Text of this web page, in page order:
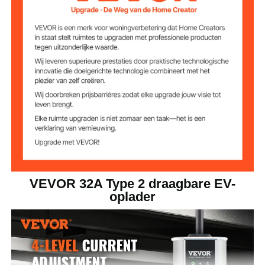
Beschermingsklas
IP66
Maximaal
vermogen
7,36 kW (eenfasig) / 22 kW
(driefasig)
Maximale stroom
Nettogewicht
Stekkertype CEE 32
VEVOR 32A Type 2 draagbare EV-
oplader